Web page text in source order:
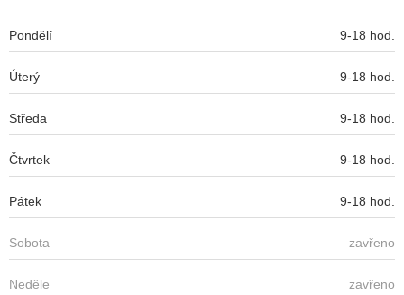
Pondělí 9-18 hod.
Úterý 9-18 hod.
Středa 9-18 hod.
Čtvrtek 9-18 hod.
Pátek 9-18 hod.
Sobota zavřeno
Neděle zavřeno